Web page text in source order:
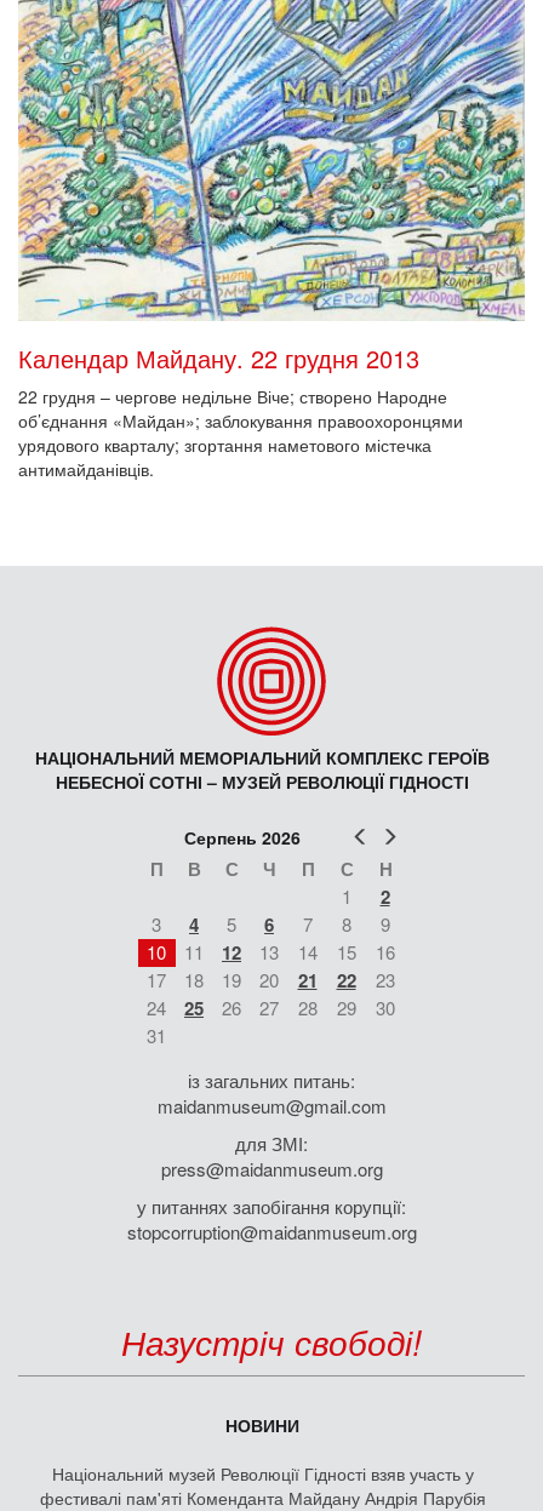
Календар Майдану. 22 грудня 2013
22 грудня – чергове недільне Віче; створено Народне
об’єднання «Майдан»; заблокування правоохоронцями
урядового кварталу; згортання наметового містечка
антимайданівців.
НАЦІОНАЛЬНИЙ МЕМОРІАЛЬНИЙ КОМПЛЕКС ГЕРОЇВ
НЕБЕСНОЇ СОТНІ – МУЗЕЙ РЕВОЛЮЦІЇ ГІДНОСТІ
Попер
Серпень 2026
П В С Ч П С Н
1 2
3 4 5 6 7 8
9
10
11 12 13 14 15
16
17
18 19 20 21 22
23
24
25 26 27 28 29
30
31
із загальних питань:
maidanmuseum@gmail.com
для ЗМІ:
press@maidanmuseum.org
у питаннях запобігання корупції:
stopcorruption@maidanmuseum.org
Назустріч свободі!
НОВИНИ
Національний музей Революції Гідності взяв участь у
фестивалі пам'яті Коменданта Майдану Андрія Парубія